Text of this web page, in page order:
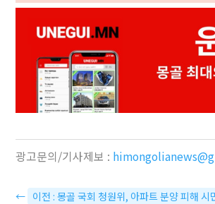
광고문의/기사제보 :
← 이전 : 몽골 국회 청원위, 아파트 분양 피해